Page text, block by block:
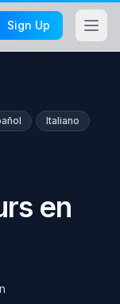
Sign Up
Italiano
en